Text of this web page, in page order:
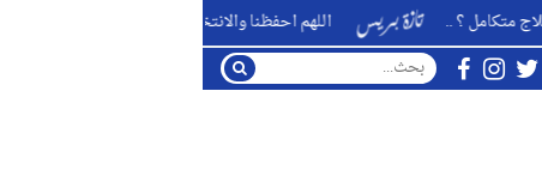
..
اللهم احفظنا والانتخابات قادمة من بوعزا ناخبا ومُنتخبا